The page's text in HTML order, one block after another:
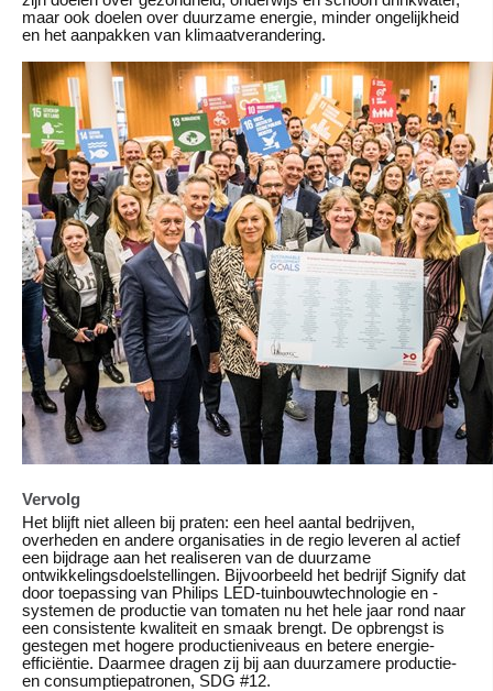
maar ook doelen over duurzame energie, minder ongelijkheid
en het aanpakken van klimaatverandering.
Vervolg
Het blijft niet alleen bij praten: een heel aantal bedrijven,
overheden en andere organisaties in de regio leveren al actief
een bijdrage aan het realiseren van de duurzame
ontwikkelingsdoelstellingen. Bijvoorbeeld het bedrijf Signify dat
door toepassing van Philips LED-tuinbouwtechnologie en -
systemen de productie van tomaten nu het hele jaar rond naar
een consistente kwaliteit en smaak brengt. De opbrengst is
gestegen met hogere productieniveaus en betere energie-
efficiëntie. Daarmee dragen zij bij aan duurzamere productie-
en consumptiepatronen, SDG #12.